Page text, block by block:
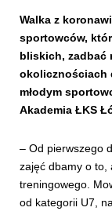
Walka z
sportowców,
bliskich, zadbać
okolicznościach
młodym
Akademia ŁKS
– Od pierwszego
zajęć dbamy o to,
treningowego.
od kategorii U7,